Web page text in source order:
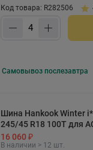
Код товара: R282506
Самовывоз послезавтра
Шина Hankook Winter
245/45 R18 100T для
16 060 ₽
В наличии > 12 шт.